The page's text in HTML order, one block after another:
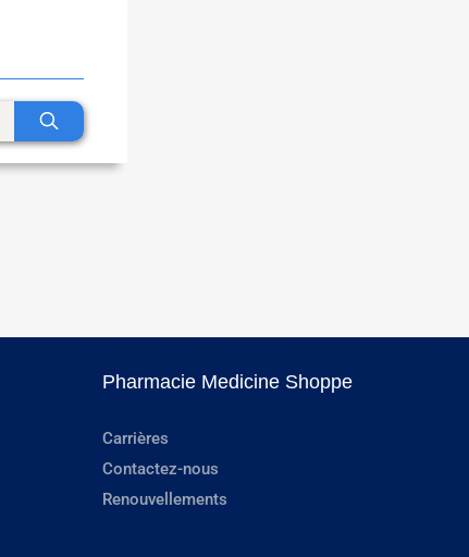
Pharmacie Medicine Shoppe
Carrières
Contactez-nous
Renouvellements